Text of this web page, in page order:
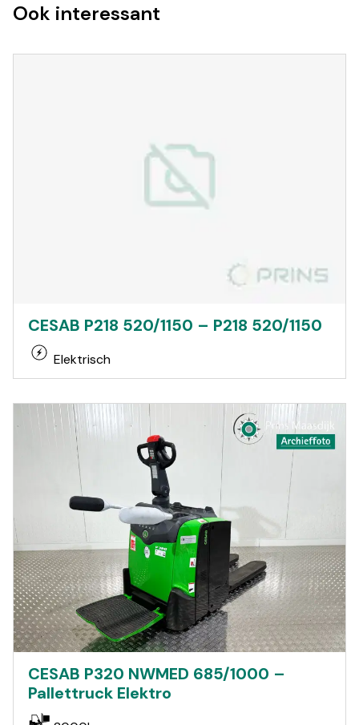
Ook interessant
CESAB P218 520/1150 – P218 520/1150
Elektrisch
CESAB P320 NWMED 685/1000 –
Pallettruck Elektro